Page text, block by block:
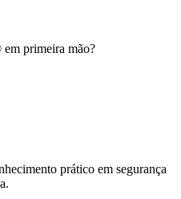
primeira mão?
prático em segurança